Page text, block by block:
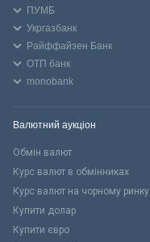
ПУМБ
Укргазбанк
Райффайзен Банк
ОТП банк
monobank
Валютний аукціон
Обмін валют
Курс валют в обмінниках
Курс валют на чорному ринку
Купити долар
Купити євро